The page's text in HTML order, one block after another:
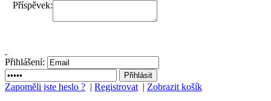
Příspěvek:
Přihlášení:
Zapoměli jste heslo ? | Registrovat | Zobrazit košík